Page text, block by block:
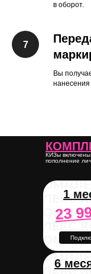
в оборот.
Вы
6
1
23
КИЗы
пополнение